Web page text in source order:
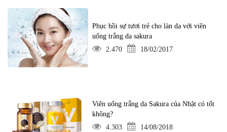
Phục hồi sự tươi trẻ cho làn da với viên
uống trắng da sakura
2.470
18/02/2017
Viên uống trắng da Sakura của Nhật có tốt
không?
4.303
14/08/2018